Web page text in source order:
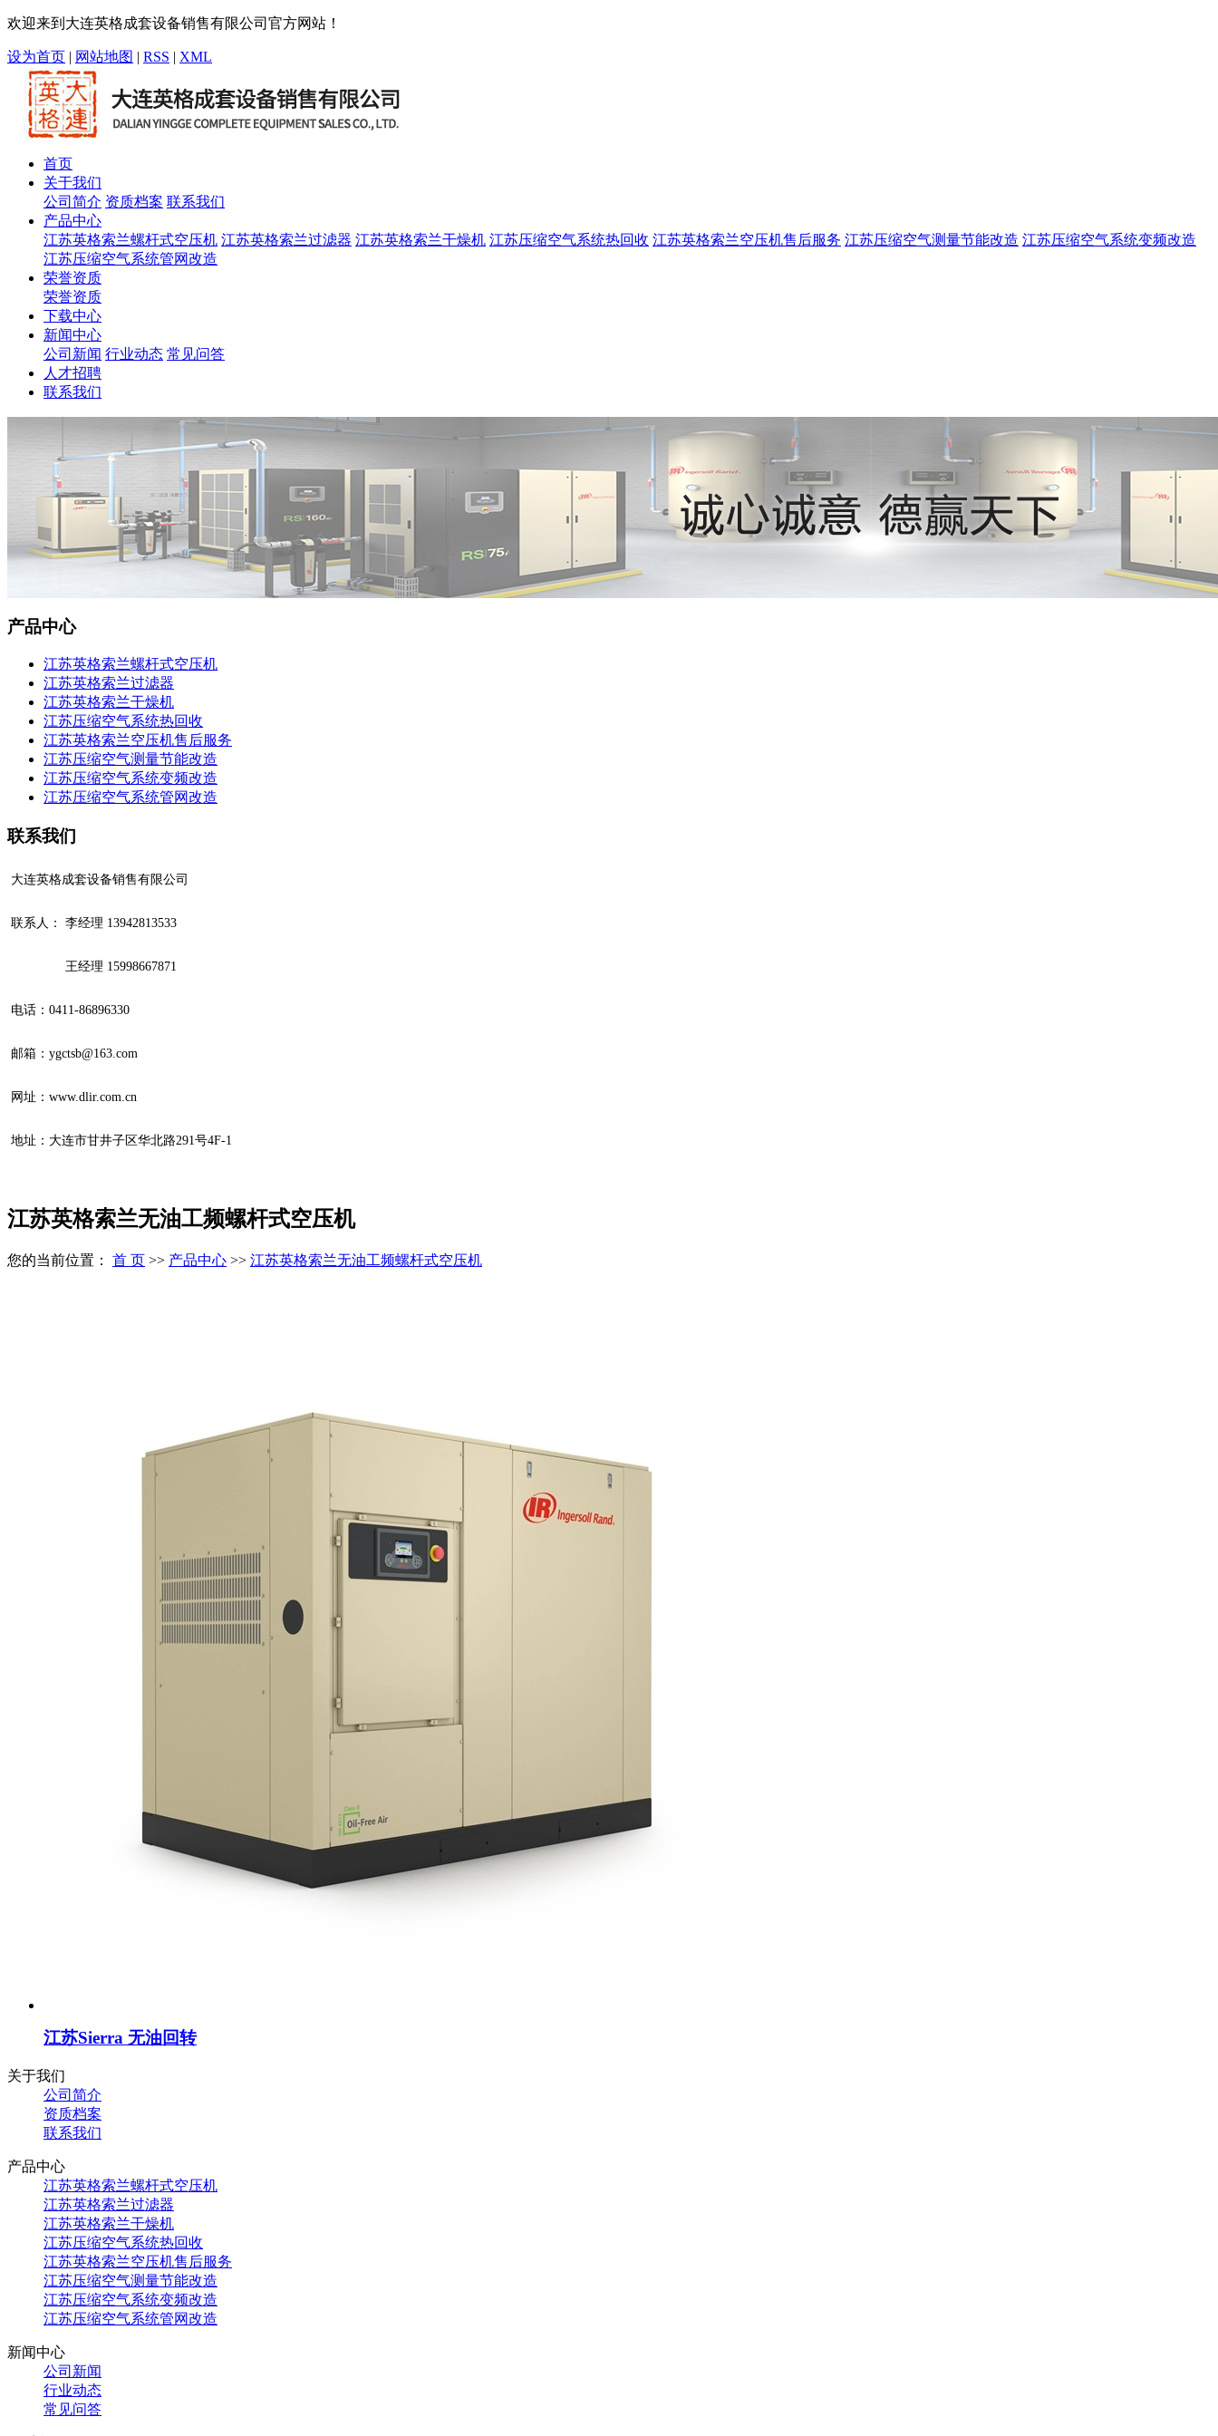
欢迎来到大连英格成套设备销售有限公司官方网站！
设为首页 | 网站地图 | RSS | XML
首页
关于我们
公司简介 资质档案 联系我们
产品中心
江苏英格索兰螺杆式空压机 江苏英格索兰过滤器 江苏英格索兰干燥机 江苏压缩空气系统热回收 江苏英格索兰空压机售后服务 江苏压缩空气测量节能改造 江苏压缩空气系统变频改造
江苏压缩空气系统管网改造
荣誉资质
荣誉资质
下载中心
新闻中心
公司新闻 行业动态 常见问答
人才招聘
联系我们
产品中心
江苏英格索兰螺杆式空压机
江苏英格索兰过滤器
江苏英格索兰干燥机
江苏压缩空气系统热回收
江苏英格索兰空压机售后服务
江苏压缩空气测量节能改造
江苏压缩空气系统变频改造
江苏压缩空气系统管网改造
联系我们
大连英格成套设备销售有限公司
联系人： 李经理 13942813533
王经理 15998667871
电话： 0411-86896330
邮箱：ygctsb@163.com
网址：www.dlir.com.cn
地址：大连市甘井子区华北路291号4F-1
江苏英格索兰无油工频螺杆式空压机
您的当前位置： 首 页 >> 产品中心 >> 江苏英格索兰无油工频螺杆式空压机
江苏Sierra 无油回转
关于我们
公司简介
资质档案
联系我们
产品中心
江苏英格索兰螺杆式空压机
江苏英格索兰过滤器
江苏英格索兰干燥机
江苏压缩空气系统热回收
江苏英格索兰空压机售后服务
江苏压缩空气测量节能改造
江苏压缩空气系统变频改造
江苏压缩空气系统管网改造
新闻中心
公司新闻
行业动态
常见问答